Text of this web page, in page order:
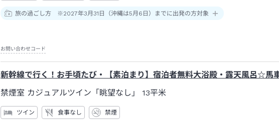
旅の過ごし方 ※2027年3月31日（沖縄は5月6日）までに出発の方対象
お問い合わせコード
新幹線で行く！お手頃たび・【素泊まり】宿泊者無料大浴殿・露天風呂☆馬
禁煙室 カジュアルツイン「眺望なし」
13平米
ツイン 食事なし 禁煙